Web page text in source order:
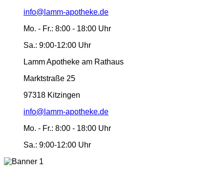
info@lamm-apotheke.de
Mo. - Fr.: 8:00 - 18:00 Uhr
Sa.: 9:00-12:00 Uhr
Lamm Apotheke am Rathaus
Marktstraße 25
97318 Kitzingen
info@lamm-apotheke.de
Mo. - Fr.: 8:00 - 18:00 Uhr
Sa.: 9:00-12:00 Uhr